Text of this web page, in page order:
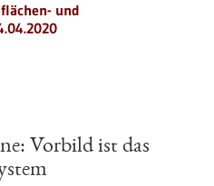
und
Vorbild ist das